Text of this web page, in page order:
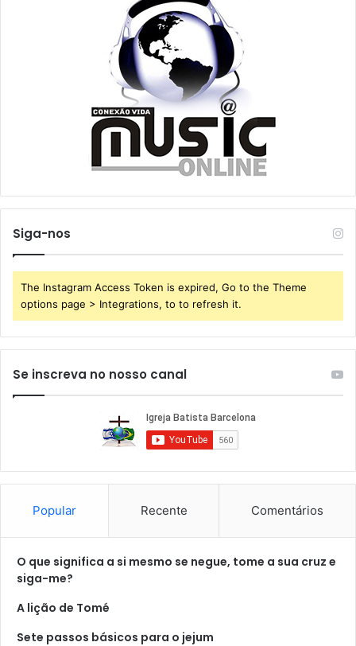
Siga-nos
The Instagram Access Token is expired, Go to the Theme
options page > Integrations, to to refresh it.
Se inscreva no nosso canal
Popular Recente Comentários
O que significa a si mesmo se negue, tome a sua cruz e
siga-me?
A lição de Tomé
Sete passos básicos para o jejum